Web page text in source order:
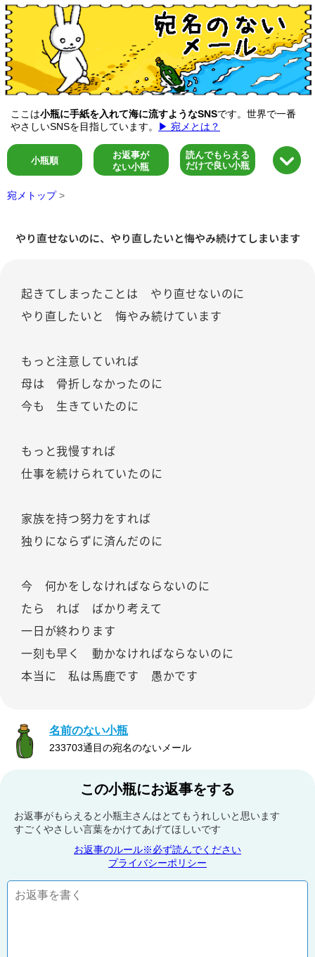
ここは小瓶に手紙を入れて海に流すようなSNSです。世界で一番
やさしいSNSを目指しています。
▶ 宛メとは？
小瓶順
お返事が
ない小瓶
読んでもらえる
だけで良い小瓶
宛メトップ >
やり直せないのに、やり直したいと悔やみ続けてしまいます
起きてしまったことは やり直せないのに
やり直したいと 悔やみ続けています
もっと注意していれば
母は 骨折しなかったのに
今も 生きていたのに
もっと我慢すれば
仕事を続けられていたのに
家族を持つ努力をすれば
独りにならずに済んだのに
今 何かをしなければならないのに
たら れば ばかり考えて
一日が終わります
一刻も早く 動かなければならないのに
本当に 私は馬鹿です 愚かです
名前のない小瓶
233703通目の宛名のないメール
この小瓶にお返事をする
お返事がもらえると小瓶主さんはとてもうれしいと思います
すごくやさしい言葉をかけてあげてほしいです
お返事のルール※必ず読んでください
プライバシーポリシー